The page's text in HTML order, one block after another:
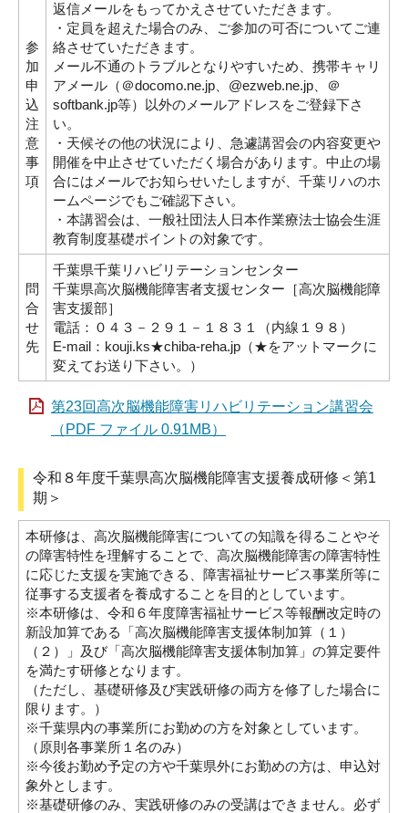
参
加
申
込
注
意
事
項
返信メールをもってかえさせていただきます。
・定員を超えた場合のみ、ご参加の可否についてご連
絡させていただきます。
メール不通のトラブルとなりやすいため、携帯キャリ
アメール（＠docomo.ne.jp、@ezweb.ne.jp、＠
softbank.jp等）以外のメールアドレスをご登録下さ
い。
・天候その他の状況により、急遽講習会の内容変更や
開催を中止させていただく場合があります。中止の場
合にはメールでお知らせいたしますが、千葉リハのホ
ームページでもご確認下さい。
・本講習会は、一般社団法人日本作業療法士協会生涯
教育制度基礎ポイントの対象です。
問
合
せ
先
千葉県千葉リハビリテーションセンター
千葉県高次脳機能障害者支援センター［高次脳機能障
害支援部］
電話：０４３－２９１－１８３１（内線１９８）
E-mail：kouji.ks★chiba-reha.jp（★をアットマークに
変えてお送り下さい。）
第23回高次脳機能障害リハビリテーション講習会
（PDF ファイル 0.91MB）
令和８年度千葉県高次脳機能障害支援養成研修＜第1
期＞
本研修は、高次脳機能障害についての知識を得ることやそ
の障害特性を理解することで、高次脳機能障害の障害特性
に応じた支援を実施できる、障害福祉サービス事業所等に
従事する支援者を養成することを目的としています。
※本研修は、令和６年度障害福祉サービス等報酬改定時の
新設加算である「高次脳機能障害支援体制加算（１）
（２）」及び「高次脳機能障害支援体制加算」の算定要件
を満たす研修となります。
（ただし、基礎研修及び実践研修の両方を修了した場合に
限ります。）
※千葉県内の事業所にお勤めの方を対象としています。
（原則各事業所１名のみ）
※今後お勤め予定の方や千葉県外にお勤めの方は、申込対
象外とします。
※基礎研修のみ、実践研修のみの受講はできません。必ず